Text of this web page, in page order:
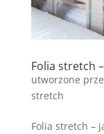
Folia stretch
utworzone
stretch
Folia stretch –